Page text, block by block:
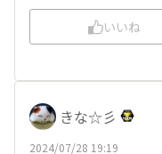
いいね
きな☆彡
2024/07/28 19:19